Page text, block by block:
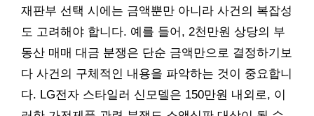
재판부 선택 시에는 금액뿐만 아니라 사건의 복잡성
도 고려해야 합니다. 예를 들어, 2천만원 상당의 부
동산 매매 대금 분쟁은 단순 금액만으로 결정하기보
다 사건의 구체적인 내용을 파악하는 것이 중요합니
다. LG전자 스타일러 신모델은 150만원 내외로, 이